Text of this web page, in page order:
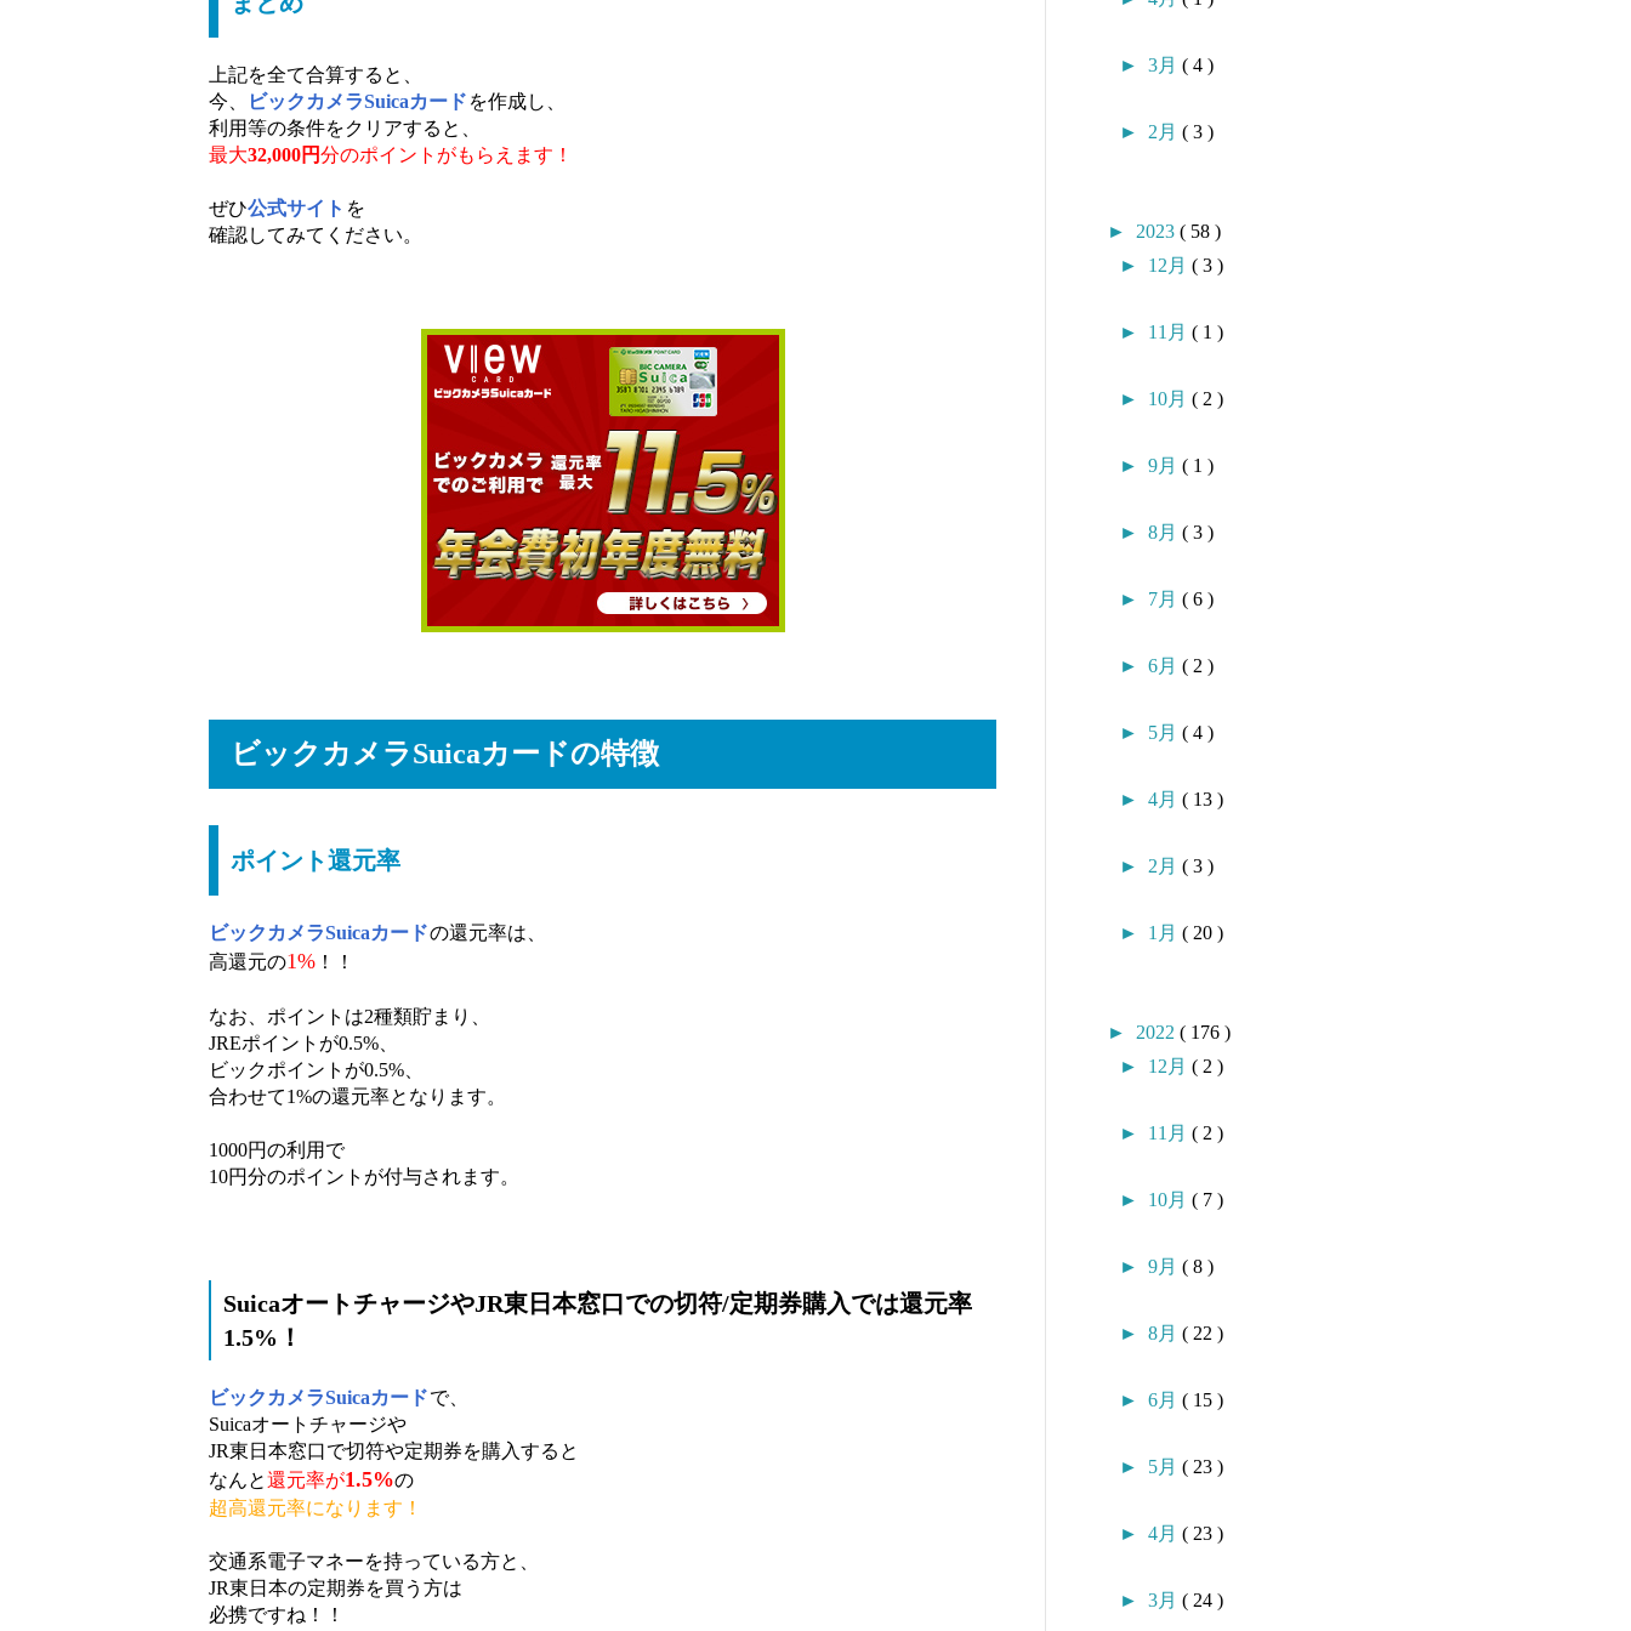
上記を全て合算すると、
今、
ビックカメラSuicaカード を作成し、
利用等の条件をクリアすると、
最大32,000円分のポイントがもらえます！
ぜひ公式サイト を
確認してみてください。
ビックカメラSuicaカードの特徴
ポイント還元率
ビックカメラSuicaカードの還元率は、
高還元の1% ！！
なお、ポイントは2種類貯まり、
JREポイントが0.5%、
ビックポイントが0.5%、
合わせて1%の還元率となります。
1000円の利用で
10円分のポイントが付与されます。
SuicaオートチャージやJR東日本窓口での切符/定期券購入では還元率
1.5%！
ビックカメラSuicaカードで、
Suicaオートチャージや
JR東日本窓口で切符や定期券を購入すると
なんと還元率が1.5%の
超高還元率になります！
交通系電子マネーを持っている方と、
JR東日本の定期券を買う方は
必携ですね！！
► 3月 ( 4 )
► 2月 ( 3 )
► 2023 ( 58 )
► 12月 ( 3 )
► 11月 ( 1 )
► 10月 ( 2 )
► 9月 ( 1 )
► 8月 ( 3 )
► 7月 ( 6 )
► 6月 ( 2 )
► 5月 ( 4 )
► 4月 ( 13 )
► 2月 ( 3 )
► 1月 ( 20 )
► 2022 ( 176 )
► 12月 ( 2 )
► 11月 ( 2 )
► 10月 ( 7 )
► 9月 ( 8 )
► 8月 ( 22 )
► 6月 ( 15 )
► 5月 ( 23 )
► 4月 ( 23 )
► 3月 ( 24 )